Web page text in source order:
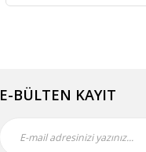
E-BÜLTEN KAYIT